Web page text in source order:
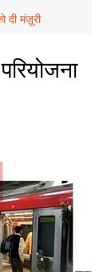
दी मंज़ूरी